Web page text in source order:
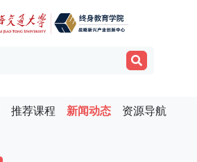
推荐课程 新闻动态
资源导航